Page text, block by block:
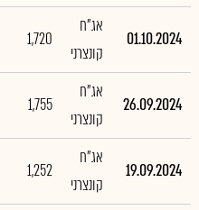
01.10.2024
אג"ח
קונצרני
1,720
26.09.2024
אג"ח
קונצרני
1,755
19.09.2024
אג"ח
קונצרני
1,252